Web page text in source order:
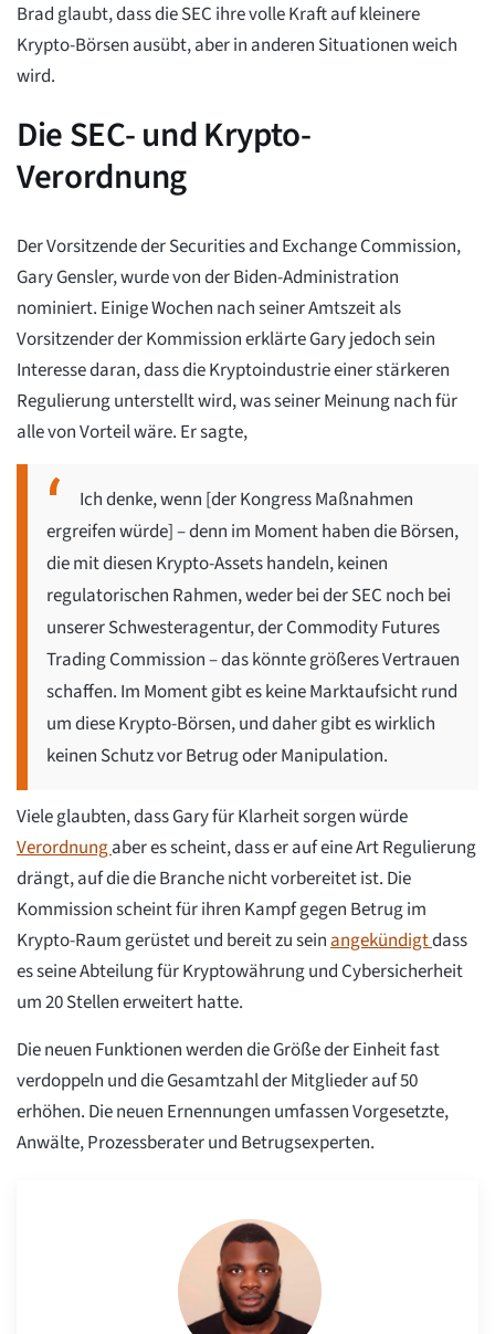
Brad glaubt, dass die SEC ihre volle Kraft auf kleinere
Krypto-Börsen ausübt, aber in anderen Situationen weich
wird.
Die SEC- und Krypto-
Verordnung
Der Vorsitzende der Securities and Exchange Commission,
Gary Gensler, wurde von der Biden-Administration
nominiert. Einige Wochen nach seiner Amtszeit als
Vorsitzender der Kommission erklärte Gary jedoch sein
Interesse daran, dass die Kryptoindustrie einer stärkeren
Regulierung unterstellt wird, was seiner Meinung nach für
alle von Vorteil wäre. Er sagte,
Ich denke, wenn [der Kongress Maßnahmen
ergreifen würde] – denn im Moment haben die Börsen,
die mit diesen Krypto-Assets handeln, keinen
regulatorischen Rahmen, weder bei der SEC noch bei
unserer Schwesteragentur, der Commodity Futures
Trading Commission – das könnte größeres Vertrauen
schaffen. Im Moment gibt es keine Marktaufsicht rund
um diese Krypto-Börsen, und daher gibt es wirklich
keinen Schutz vor Betrug oder Manipulation.
Viele glaubten, dass Gary für Klarheit sorgen würde
Verordnungaber es scheint, dass er auf eine Art Regulierung
drängt, auf die die Branche nicht vorbereitet ist. Die
Kommission scheint für ihren Kampf gegen Betrug im
Krypto-Raum gerüstet und bereit zu seinangekündigtdass
es seine Abteilung für Kryptowährung und Cybersicherheit
um 20 Stellen erweitert hatte.
Die neuen Funktionen werden die Größe der Einheit fast
verdoppeln und die Gesamtzahl der Mitglieder auf 50
erhöhen. Die neuen Ernennungen umfassen Vorgesetzte,
Anwälte, Prozessberater und Betrugsexperten.